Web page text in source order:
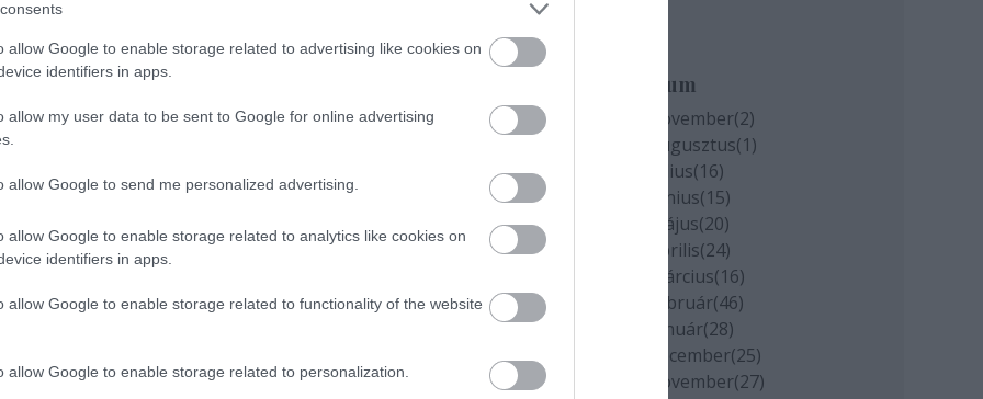
allow Google to enable storage related to advertising like cookies on
identifiers in apps.
allow my user data to be sent to Google for online advertising
allow Google to send me personalized advertising.
allow Google to enable storage related to analytics like cookies on
identifiers in apps.
allow Google to enable storage related to functionality of the website
allow Google to enable storage related to personalization.
Kovács András Péter: „Mindig átéreztem a
humoristák társadalmi felelősségvállalásának
leghatásosabban szólította meg az embereket a
András Péter karantén slágerével, amely pillanatok
Archívum
2020 november(2)
2020 augusztus(1)
2020 július(16)
2020 június(15)
2020 május(20)
2020 április(24)
2020 március(16)
2020 február(46)
2020 január(28)
2019 december(25)
2019 november(27)